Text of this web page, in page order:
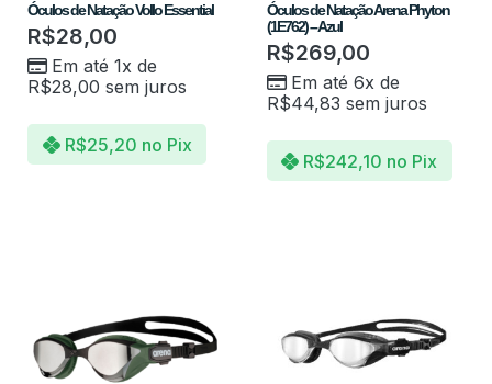
Óculos de Natação Vollo Essential
R$28,00
Em até 1x de
R$28,00 sem juros
R$25,20 no Pix
Óculos de Natação Arena Phyton
(1E762) – Azul
R$269,00
Em até 6x de
R$44,83 sem juros
R$242,10 no Pix